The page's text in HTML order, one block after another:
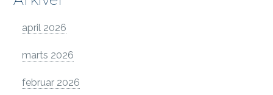
april 2026
marts 2026
februar 2026